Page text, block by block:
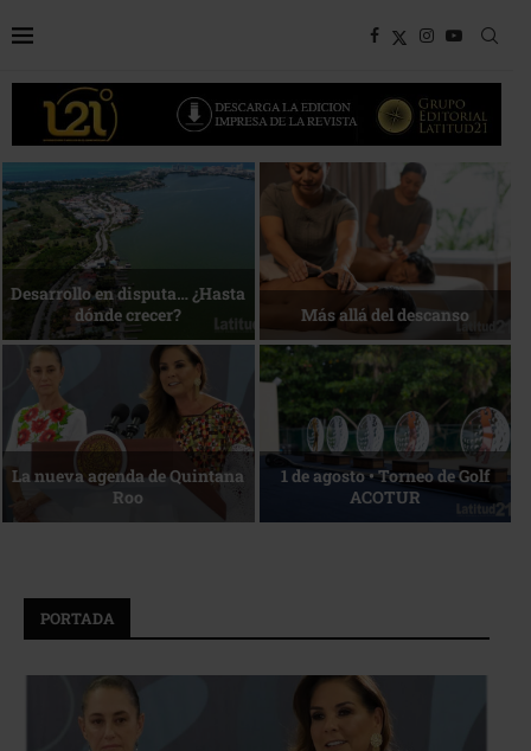
Bottega, un viaje servido a la
mesa
Energía que Impulsa la
competitividad
Reconocimiento de viajeros La esencia del servicio
PORTADA